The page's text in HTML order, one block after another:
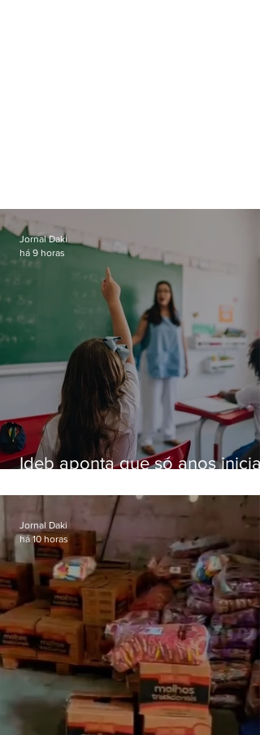
Ideb aponta que só anos
educação
Jornal Daki
há 9 horas
Jornal Daki
há 10 horas